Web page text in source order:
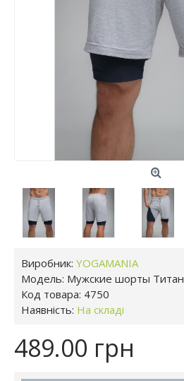
Виробник: YOGAMANIA
Модель: Мужские шорты Титан
Код товара: 4750
Наявність: На складі
489.00 грн